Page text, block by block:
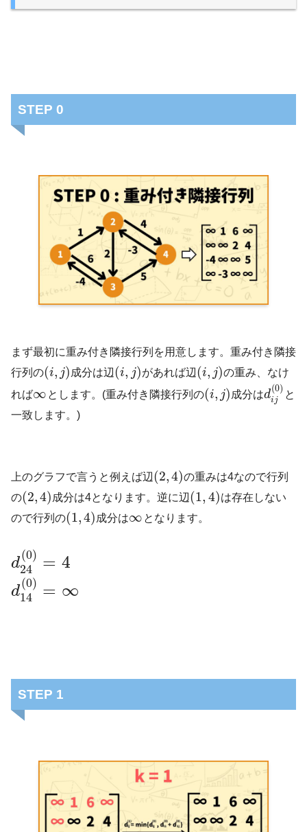
STEP 0
まず最初に重み付き隣接行列を用意します。重み付き隣接
行列の(i, j) 成分は辺 (i, j)があれば辺 (i, j)の重み、なけ
れば∞ とします。(重み付き隣接行列の(i, j) 成分はd
(0)
ij
と
一致します。)
上のグラフで言うと例えば辺 (2,4)の重みは4なので行列
の(2,4) 成分は4となります。逆に辺 (1, 4)は存在しない
ので行列の(1,4) 成分は∞ となります。
d
(0)
24
= 4
d
(0)
14
= ∞
STEP 1